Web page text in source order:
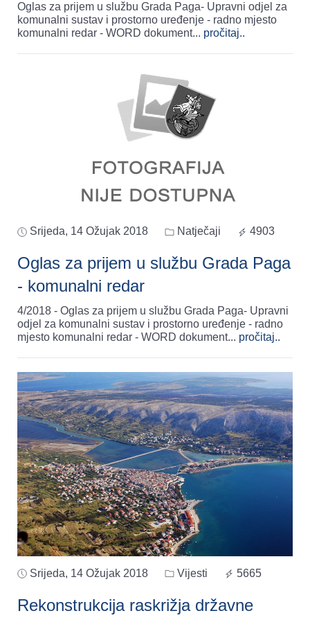
Oglas za prijem u službu Grada Paga- Upravni odjel za
komunalni sustav i prostorno uređenje - radno mjesto
komunalni redar - WORD dokument... pročitaj..
Srijeda, 14 Ožujak 2018 Natječaji 4903
Oglas za prijem u službu Grada Paga
- komunalni redar
4/2018 - Oglas za prijem u službu Grada Paga- Upravni
odjel za komunalni sustav i prostorno uređenje - radno
mjesto komunalni redar - WORD dokument... pročitaj..
Srijeda, 14 Ožujak 2018 Vijesti 5665
Rekonstrukcija raskrižja državne